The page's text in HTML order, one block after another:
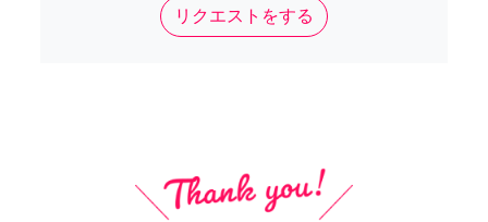
リクエストをする